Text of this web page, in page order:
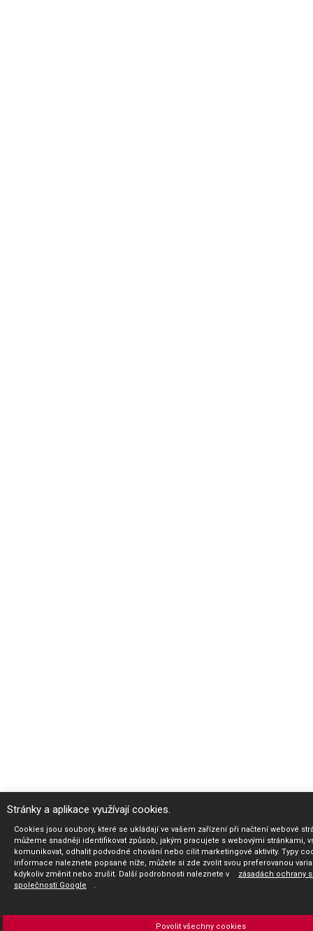
Stránky a aplikace využívají cookies.
Cookies jsou soubory, které se ukládají ve vašem zařízení při načtení webové
můžeme snadněji identifikovat způsob, jakým pracujete s webovými stránkami,
komunikovat, odhalit podvodné chování nebo cílit marketingové aktivity. Typy
informace naleznete popsané níže, můžete si zde zvolit svou preferovanou
kdykoliv změnit nebo zrušit. Další podrobnosti naleznete v
zásadách ochrany
společnosti Google
.
Povolit všechny cookies